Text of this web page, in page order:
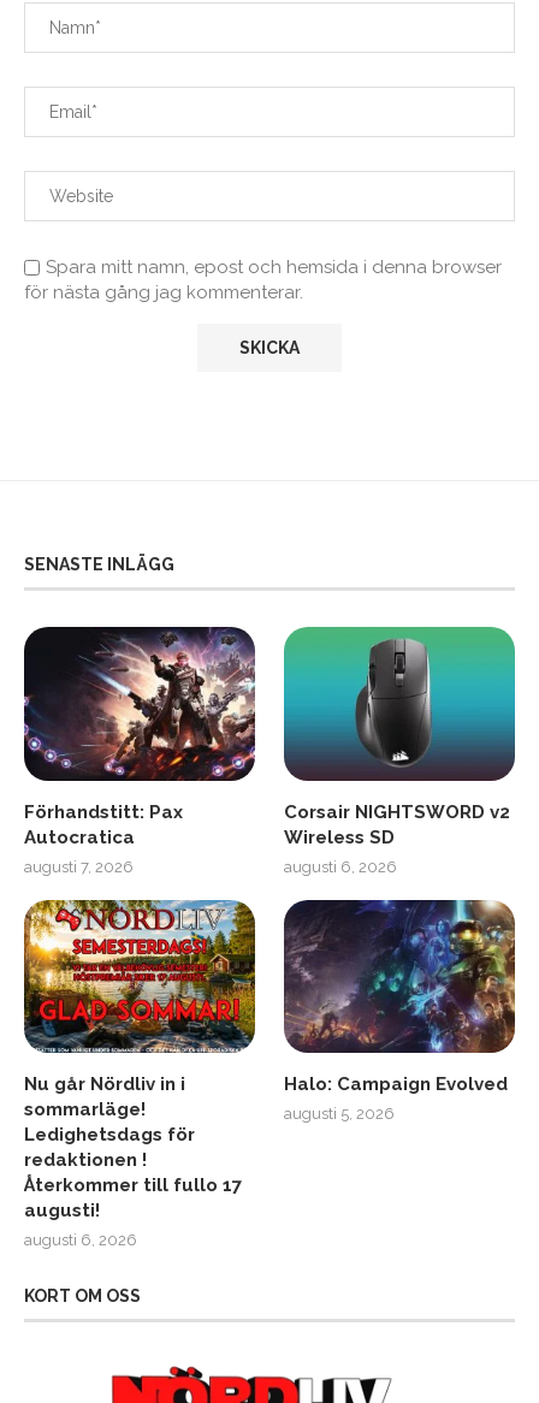
Spara mitt namn, epost och hemsida i denna browser
för nästa gång jag kommenterar.
SENASTE INLÄGG
Förhandstitt: Pax
Autocratica
augusti 7, 2026
Corsair NIGHTSWORD v2
Wireless SD
augusti 6, 2026
Nu går Nördliv in i
sommarläge!
Ledighetsdags för
redaktionen !
Återkommer till fullo 17
augusti!
augusti 6, 2026
Halo: Campaign Evolved
augusti 5, 2026
KORT OM OSS